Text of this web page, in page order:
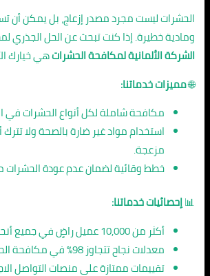
الحشرات ليست مجرد مصدر إزعاج، بل يمكن أن
ومادية خطيرة. إذا كنت تبحث عن الحل الجذري
الشركة الألمانية لمكافحة الحشراتهي خيارك
🌐مميزات خدماتنا:
مكافحة شاملة لكل أنواع الحشرات في
استخدام مواد غير ضارة بالصحة ولا تترك
مزعجة.
خطط وقائية لضمان عدم عودة الحشرات
📊إحصائيات خدماتنا:
أكثر من 10,000 عميل راضٍ في جميع أنحاء مصر.
معدلات نجاح تتجاوز 98% في مكافحة الحشرات من أول زيارة.
تقييمات ممتازة على منصات التواصل